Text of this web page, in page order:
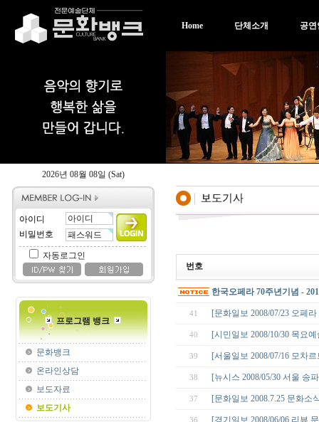
Home 단체소개 공연
2026년 08월 08일 (Sat)
아이디
비밀번호
자동로그인
프로그램 뱅크
문화뱅크
온라인상담
보도자료
보도기사
번호
한국오페라 70주년기념 -
41 [문화일보 2008/07/23 오페
40 [시민일보 2008/10/30 목요
39 [서울일보 2008/07/16 모차
38 [뉴시스 2008/05/30 서울 송
37 [문화일보 2008.7.25 문화소
36 [경기일보 2008/06/06 리뷰